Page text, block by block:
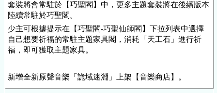
套裝將會常駐於【巧聖閣】中，更多主題套裝將在後續版本
陸續常駐於巧聖閣。
少主可根據提示在【巧聖閣-巧聖仙師閣】下拉列表中選擇
自己想要祈福的常駐主題家具閣，消耗「天工石」進行祈
福，即可獲取主題家具。
新增全新原聲音樂「詭域迷淵」上架【音樂商店】 。